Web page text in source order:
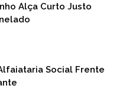
Alça Curto Justo
Social Frente